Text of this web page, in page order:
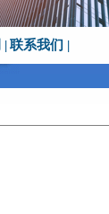
|联系我们 |